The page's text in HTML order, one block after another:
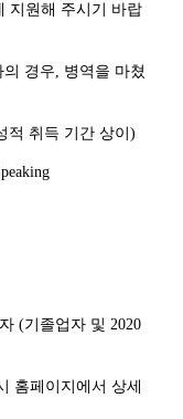
지원해 주시기 바랍
의 경우, 병역을 마쳤
적 취득 기간 상이)
(기졸업자 및2020
홈페이지에서 상세